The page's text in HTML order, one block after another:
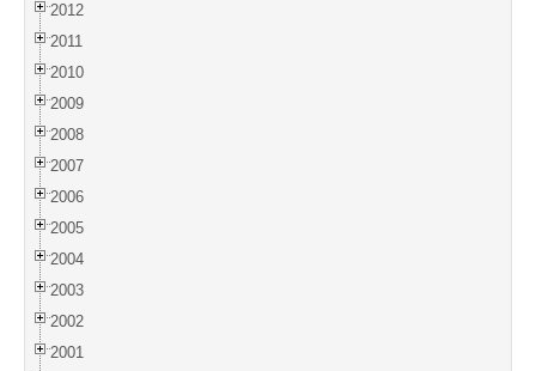
2012
2011
2010
2009
2008
2007
2006
2005
2004
2003
2002
2001